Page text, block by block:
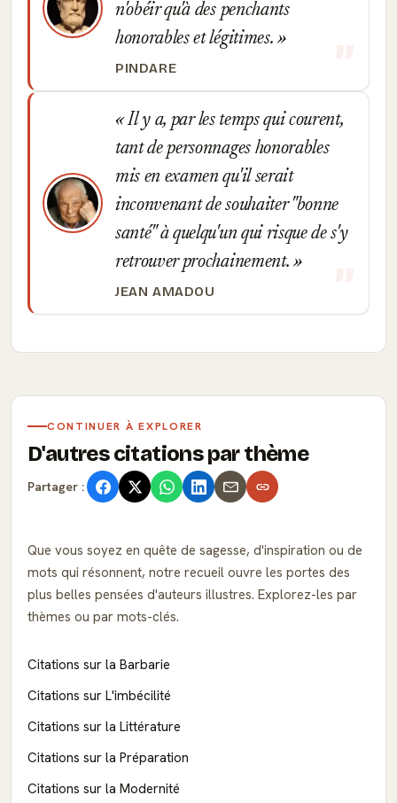
n'obéir qu'à des penchants
honorables et légitimes.
PINDARE
Il y a, par les temps qui courent,
tant de personnages honorables
mis en examen qu'il serait
inconvenant de souhaiter "bonne
santé" à quelqu'un qui risque de s'y
retrouver prochainement.
JEAN AMADOU
CONTINUER À EXPLORER
D'autres citations par thème
Partager :
Que vous soyez en quête de sagesse, d'inspiration ou de
mots qui résonnent, notre recueil ouvre les portes des
plus belles pensées d'auteurs illustres. Explorez-les par
thèmes ou par mots-clés.
Citations sur la Barbarie
Citations sur L'imbécilité
Citations sur la Littérature
Citations sur la Préparation
Citations sur la Modernité